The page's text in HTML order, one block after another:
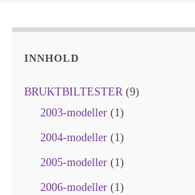
INNHOLD
BRUKTBILTESTER(9)
2003-modeller (1)
2004-modeller (1)
2005-modeller (1)
2006-modeller (1)